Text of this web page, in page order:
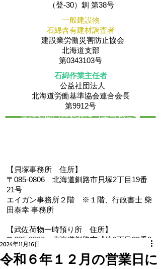
（登-30）釧 第38号
一般建設物
石綿含有建材調査者
建設業労働災害防止協会
北海道支部
第0343103号
石綿作業主任者
公益社団法人
​北海道労働基準協会連合会長
第9912号
電話お問い合わせはコチラから☚
【貝塚事務所 住所】
〒085-0806 北海道釧路市貝塚2丁目19番
21号
エイガン事務所２階
※１階、 行政書士 柴
田泰幸 事務所
【武佐荷物一時預り所 住所】
〒085-0806 北海道釧路市武佐2丁目22番6
令和６年１２月の営業日に
2024年11月16日